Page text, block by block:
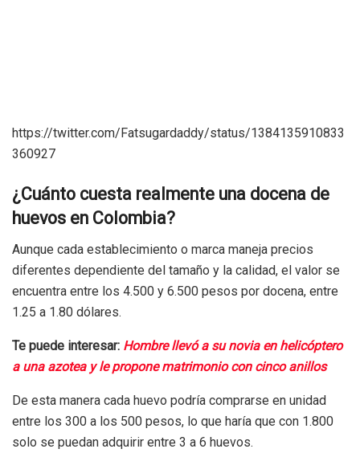
https://twitter.com/Fatsugardaddy/status/1384135910833
360927
¿Cuánto cuesta realmente una docena de
huevos en Colombia?
Aunque cada establecimiento o marca maneja precios
diferentes dependiente del tamaño y la calidad, el valor se
encuentra entre los 4.500 y 6.500 pesos por docena, entre
1.25 a 1.80 dólares.
Te puede interesar: Hombre llevó a su novia en helicóptero
a una azotea y le propone matrimonio con cinco anillos
De esta manera cada huevo podría comprarse en unidad
entre los 300 a los 500 pesos, lo que haría que con 1.800
solo se puedan adquirir entre 3 a 6 huevos.